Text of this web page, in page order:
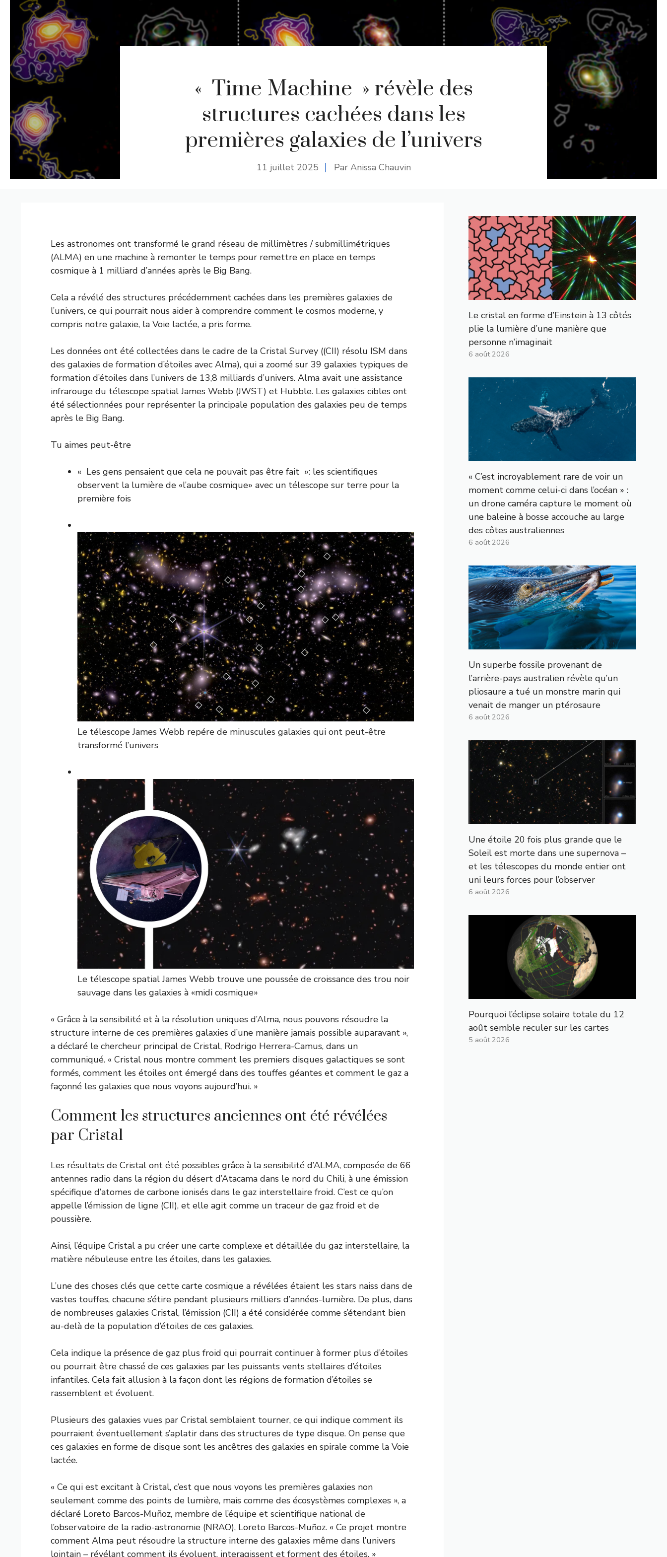
« Time Machine » révèle des
structures cachées dans les
premières galaxies de l’univers
11 juillet 2025 Par Anissa Chauvin
Les astronomes ont transformé le grand réseau de millimètres / submillimétriques
(ALMA) en une machine à remonter le temps pour remettre en place en temps
cosmique à 1 milliard d’années après le Big Bang.
Cela a révélé des structures précédemment cachées dans les premières galaxies de
l’univers, ce qui pourrait nous aider à comprendre comment le cosmos moderne, y
compris notre galaxie, la Voie lactée, a pris forme.
Les données ont été collectées dans le cadre de la Cristal Survey ((CII) résolu ISM dans
des galaxies de formation d’étoiles avec Alma), qui a zoomé sur 39 galaxies typiques de
formation d’étoiles dans l’univers de 13,8 milliards d’univers. Alma avait une assistance
infrarouge du télescope spatial James Webb (JWST) et Hubble. Les galaxies cibles ont
été sélectionnées pour représenter la principale population des galaxies peu de temps
après le Big Bang.
Tu aimes peut-être
« Les gens pensaient que cela ne pouvait pas être fait »: les scientifiques
observent la lumière de «l’aube cosmique» avec un télescope sur terre pour la
première fois
Le télescope James Webb repére de minuscules galaxies qui ont peut-être
transformé l’univers
Le télescope spatial James Webb trouve une poussée de croissance des trou noir
sauvage dans les galaxies à «midi cosmique»
« Grâce à la sensibilité et à la résolution uniques d’Alma, nous pouvons résoudre la
structure interne de ces premières galaxies d’une manière jamais possible auparavant »,
a déclaré le chercheur principal de Cristal, Rodrigo Herrera-Camus, dans un
communiqué. « Cristal nous montre comment les premiers disques galactiques se sont
formés, comment les étoiles ont émergé dans des touffes géantes et comment le gaz a
façonné les galaxies que nous voyons aujourd’hui. »
Comment les structures anciennes ont été révélées
par Cristal
Les résultats de Cristal ont été possibles grâce à la sensibilité d’ALMA, composée de 66
antennes radio dans la région du désert d’Atacama dans le nord du Chili, à une émission
spécifique d’atomes de carbone ionisés dans le gaz interstellaire froid. C’est ce qu’on
appelle l’émission de ligne (CII), et elle agit comme un traceur de gaz froid et de
poussière.
Ainsi, l’équipe Cristal a pu créer une carte complexe et détaillée du gaz interstellaire, la
matière nébuleuse entre les étoiles, dans les galaxies.
L’une des choses clés que cette carte cosmique a révélées étaient les stars naiss dans de
vastes touffes, chacune s’étire pendant plusieurs milliers d’années-lumière. De plus, dans
de nombreuses galaxies Cristal, l’émission (CII) a été considérée comme s’étendant bien
au-delà de la population d’étoiles de ces galaxies.
Cela indique la présence de gaz plus froid qui pourrait continuer à former plus d’étoiles
ou pourrait être chassé de ces galaxies par les puissants vents stellaires d’étoiles
infantiles. Cela fait allusion à la façon dont les régions de formation d’étoiles se
rassemblent et évoluent.
Plusieurs des galaxies vues par Cristal semblaient tourner, ce qui indique comment ils
pourraient éventuellement s’aplatir dans des structures de type disque. On pense que
ces galaxies en forme de disque sont les ancêtres des galaxies en spirale comme la Voie
lactée.
« Ce qui est excitant à Cristal, c’est que nous voyons les premières galaxies non
seulement comme des points de lumière, mais comme des écosystèmes complexes », a
déclaré Loreto Barcos-Muñoz, membre de l’équipe et scientifique national de
l’observatoire de la radio-astronomie (NRAO), Loreto Barcos-Muñoz. « Ce projet montre
comment Alma peut résoudre la structure interne des galaxies même dans l’univers
lointain – révélant comment ils évoluent, interagissent et forment des étoiles. »
Le cristal en forme d’Einstein à 13 côtés
plie la lumière d’une manière que
personne n’imaginait
6 août 2026
« C’est incroyablement rare de voir un
moment comme celui-ci dans l’océan » :
un drone caméra capture le moment où
une baleine à bosse accouche au large
des côtes australiennes
6 août 2026
Un superbe fossile provenant de
l’arrière-pays australien révèle qu’un
pliosaure a tué un monstre marin qui
venait de manger un ptérosaure
6 août 2026
Une étoile 20 fois plus grande que le
Soleil est morte dans une supernova –
et les télescopes du monde entier ont
uni leurs forces pour l’observer
6 août 2026
Pourquoi l’éclipse solaire totale du 12
août semble reculer sur les cartes
5 août 2026